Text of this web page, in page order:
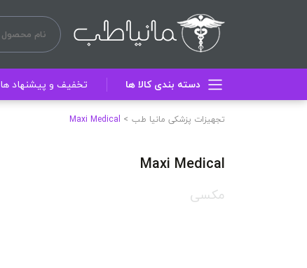
دسته بندی کالا ها تخفیف و پیشنهاد ها
تجهیزات پزشکی مانیا طب Maxi Medical
Maxi Medical
مکسی